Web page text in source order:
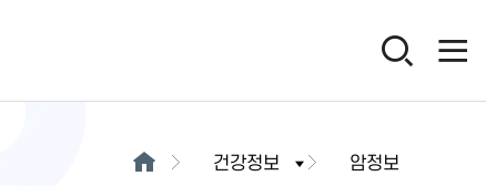
건강정보 암정보